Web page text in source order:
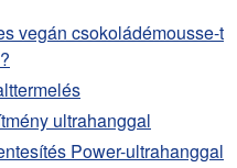
vegán csokoládémousse-t
ultrahanggal
Power-ultrahanggal